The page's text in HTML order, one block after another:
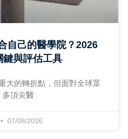
自己的醫學院？2026
鍵與評估工具
大的轉折點，但面對全球眾
多頂尖醫
07/08/2026